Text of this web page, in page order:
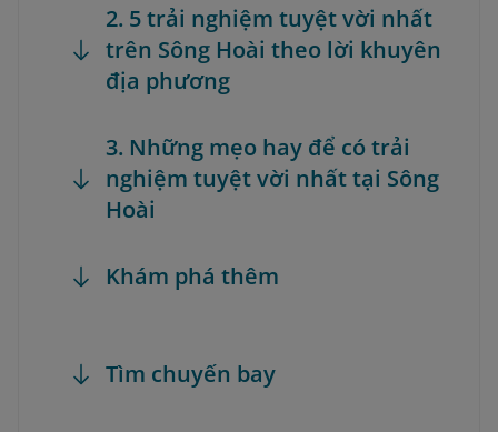
2. 5 trải nghiệm tuyệt vời nhất
trên Sông Hoài theo lời khuyên
địa phương
3. Những mẹo hay để có trải
nghiệm tuyệt vời nhất tại Sông
Hoài
Khám phá thêm
Tìm chuyến bay